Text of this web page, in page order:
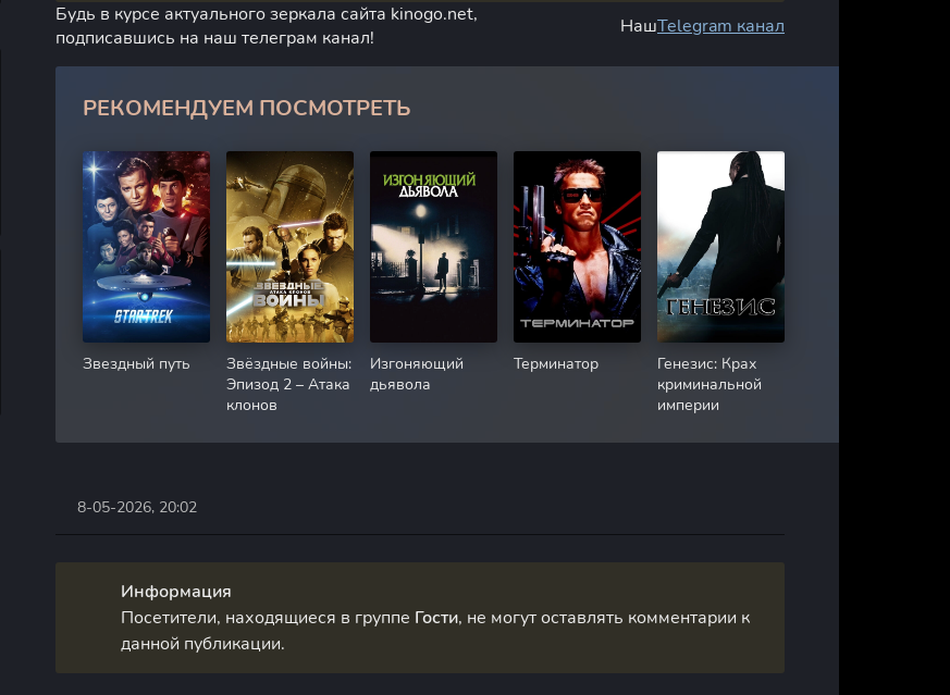
Будь в курсе актуального зеркала сайта kinogo.net,
подписавшись на наш телеграм канал!
НашTelegram канал
РЕКОМЕНДУЕМ ПОСМОТРЕТЬ
Звездный путь
Звёздные войны:
Эпизод 2 – Атака
клонов
Изгоняющий
дьявола
Терминатор
Генезис: Крах
криминальной
империи
8-05-2026, 20:02
Информация
Посетители, находящиеся в группе Гости, не могут оставлять комментарии к
данной публикации.